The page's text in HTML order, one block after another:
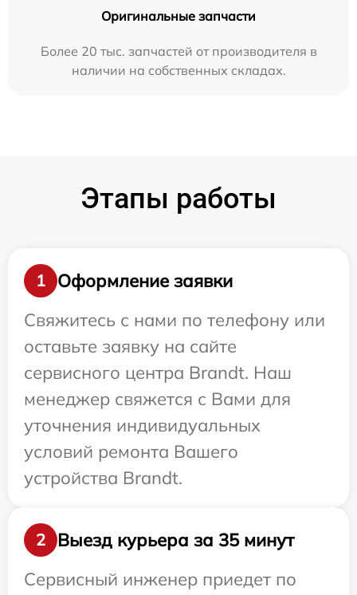
Оригинальные запчасти
Более 20 тыс. запчастей от производителя в
наличии на собственных складах.
Этапы работы
1
Оформление заявки
Свяжитесь с нами по телефону или
оставьте заявку на сайте
сервисного центра Brandt. Наш
менеджер свяжется с Вами для
уточнения индивидуальных
условий ремонта Вашего
устройства Brandt.
2
Выезд курьера за 35 минут
Сервисный инженер приедет по